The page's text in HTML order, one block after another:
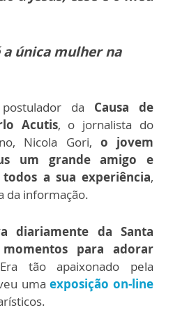
única mulher na
da Causa de
Acutis, o jornalista do
Nicola Gori, o jovem
um grande amigo e
a sua experiência,
da informação.
diariamente da Santa
para adorar
tão apaixonado pela
umaexposição on-line